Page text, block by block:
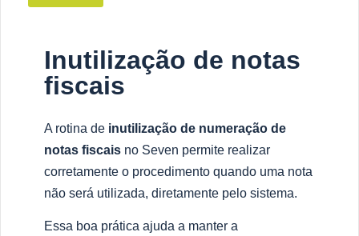
Inutilização de notas
fiscais
A rotina de inutilização de numeração de
notas fiscais no Seven permite realizar
corretamente o procedimento quando uma nota
não será utilizada, diretamente pelo sistema.
Essa boa prática ajuda a manter a